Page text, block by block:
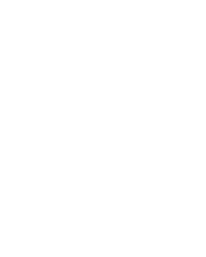
pregătiți corespunzător. Deteriorările